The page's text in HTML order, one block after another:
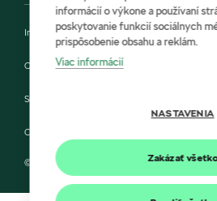
Impressum
Ochrana údajov
Smernica Cookie
Compliance a integrita
© 2022 Porsche Inter Auto Slovakia a Škoda Auto
informácií o výkone a používaní
poskytovanie funkcií sociálnych
prispôsobenie obsahu a reklám.
Viac informácií
NASTAVENIA
Zakázať